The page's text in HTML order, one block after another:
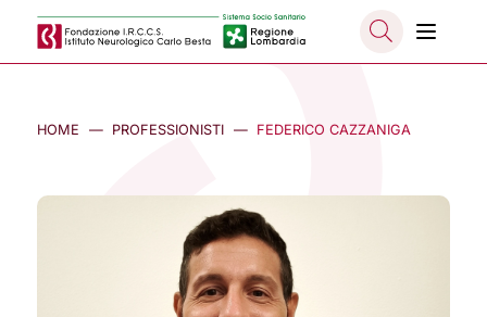
Salta al contenuto principale
HOME PROFESSIONISTI FEDERICO CAZZANIGA